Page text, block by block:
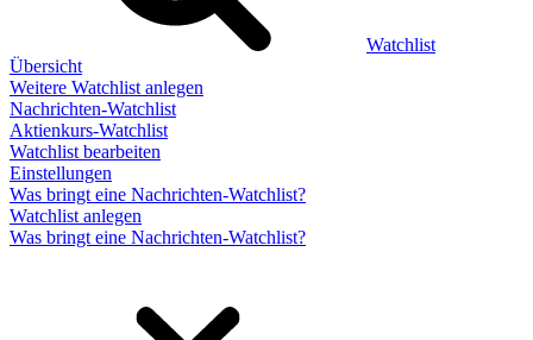
Watchlist
Übersicht
Weitere Watchlist anlegen
Nachrichten-Watchlist
Aktienkurs-Watchlist
Watchlist bearbeiten
Einstellungen
Was bringt eine Nachrichten-Watchlist?
Watchlist anlegen
Was bringt eine Nachrichten-Watchlist?